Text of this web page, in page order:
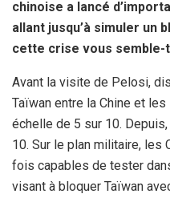
chinoise a lancé
allant jusqu’à simuler un
cette crise vous semble-
Avant la visite de Pelosi,
Taïwan entre la Chine et
échelle de 5 sur 10.
10. Sur le plan militaire, les
fois capables de tester
visant à bloquer Taïwan